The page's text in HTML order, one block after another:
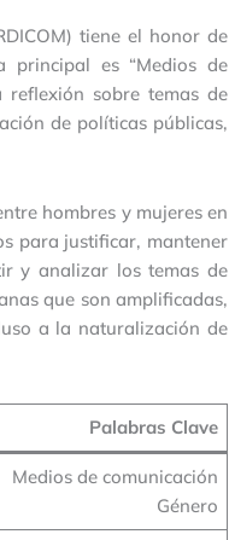
tiene el honor de
principal es “Medios de
reflexión sobre temas de
de políticas públicas,
hombres y mujeres en
para justificar, mantener
y analizar los temas de
que son amplificadas,
a la naturalización de
Palabras Clave
Medios de comunicación
Género